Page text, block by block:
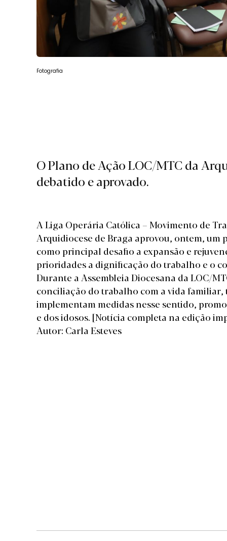
Fotografia
O Plano de Ação LOC/MTC da
debatido e aprovado.
A Liga Operária Católica – Movimento de
Arquidiocese de Braga aprovou, ontem,
como principal desafio a expansão e
prioridades a dignificação do trabalho e o
Durante a Assembleia Diocesana da LOC/
conciliação do trabalho com a vida familiar,
implementam medidas nesse sentido,
e dos idosos. [Notícia completa na edição
Autor: Carla Esteves